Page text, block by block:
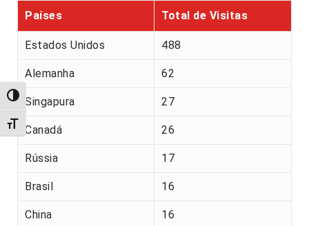
Alternar alto contraste
Alternar tamanho da fonte
Países
Total de Visitas
Estados Unidos 488
Alemanha 62
Singapura 27
Canadá 26
Rússia 17
Brasil 16
China 16